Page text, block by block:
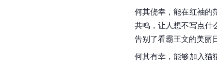
何其侥幸，能在红袖的
共鸣，让人想不写点什
告别了看霸王文的美丽
何其有幸，能够加入猫